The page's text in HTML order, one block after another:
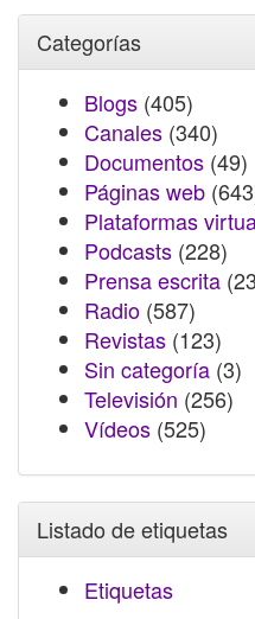
Categorías
Blogs (405)
Canales (340)
Documentos (49)
Páginas web
Plataformas
Podcasts (228)
Prensa escrita
Radio (587)
Revistas (123)
Sin categoría (3)
Televisión (256)
Vídeos (525)
Listado de etiquetas
Etiquetas